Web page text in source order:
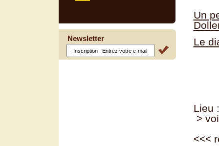
Un
Le
Lieu
>
<<<
Newsletter